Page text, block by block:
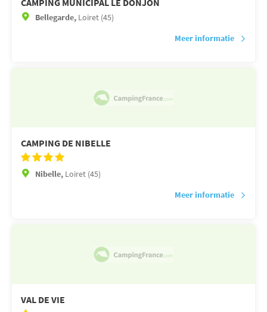
CAMPING MUNICIPAL LE DONJON
Bellegarde, Loiret (45)
Meer informatie
CAMPING DE NIBELLE
Nibelle, Loiret (45)
Meer informatie
VAL DE VIE